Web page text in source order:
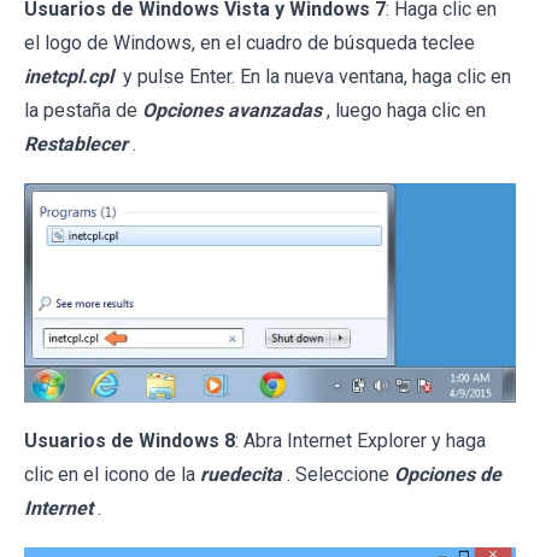
Usuarios de Windows Vista y Windows 7: Haga clic en
el logo de Windows, en el cuadro de búsqueda teclee
inetcpl.cpl y pulse Enter. En la nueva ventana, haga clic en
la pestaña de Opciones avanzadas , luego haga clic en
Restablecer .
Usuarios de Windows 8: Abra Internet Explorer y haga
clic en el icono de la ruedecita . Seleccione Opciones de
Internet .